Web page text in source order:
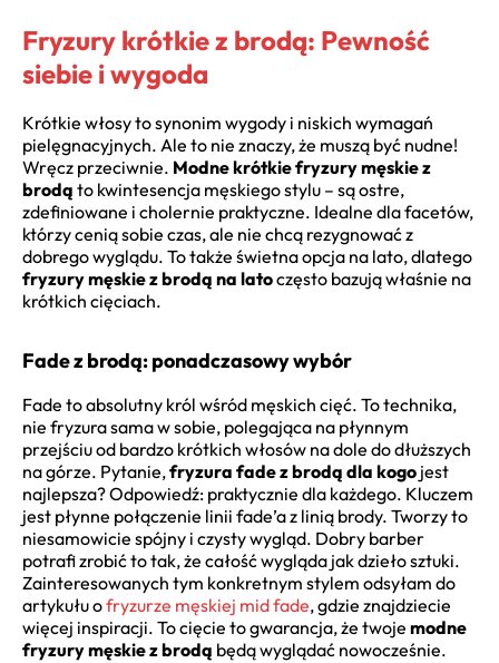
Fryzury krótkie z brodą: Pewność
siebie i wygoda
Krótkie włosy to synonim wygody i niskich wymagań
pielęgnacyjnych. Ale to nie znaczy, że muszą być nudne!
Wręcz przeciwnie. Modne krótkie fryzury męskie z
brodą to kwintesencja męskiego stylu – są ostre,
zdefiniowane i cholernie praktyczne. Idealne dla facetów,
którzy cenią sobie czas, ale nie chcą rezygnować z
dobrego wyglądu. To także świetna opcja na lato, dlatego
fryzury męskie z brodą na latoczęsto bazują właśnie na
krótkich cięciach.
Fade z brodą: ponadczasowy wybór
Fade to absolutny król wśród męskich cięć. To technika,
nie fryzura sama w sobie, polegająca na płynnym
przejściu od bardzo krótkich włosów na dole do dłuższych
na górze. Pytanie,fryzura fade z brodą dla kogo jest
najlepsza? Odpowiedź: praktycznie dla każdego. Kluczem
jest płynne połączenie linii fade’a z linią brody. Tworzy to
niesamowicie spójny i czysty wygląd. Dobry barber
potrafi zrobić to tak, że całość wygląda jak dzieło sztuki.
Zainteresowanych tym konkretnym stylem odsyłam do
artykułu ofryzurze męskiej mid fade, gdzie znajdziecie
więcej inspiracji. To cięcie to gwarancja, że twoje modne
fryzury męskie z brodą będą wyglądać nowocześnie.